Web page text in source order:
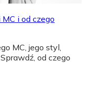
i od czego
MC, jego styl,
od czego